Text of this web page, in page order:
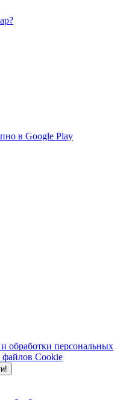
обработки персональных
Cookie